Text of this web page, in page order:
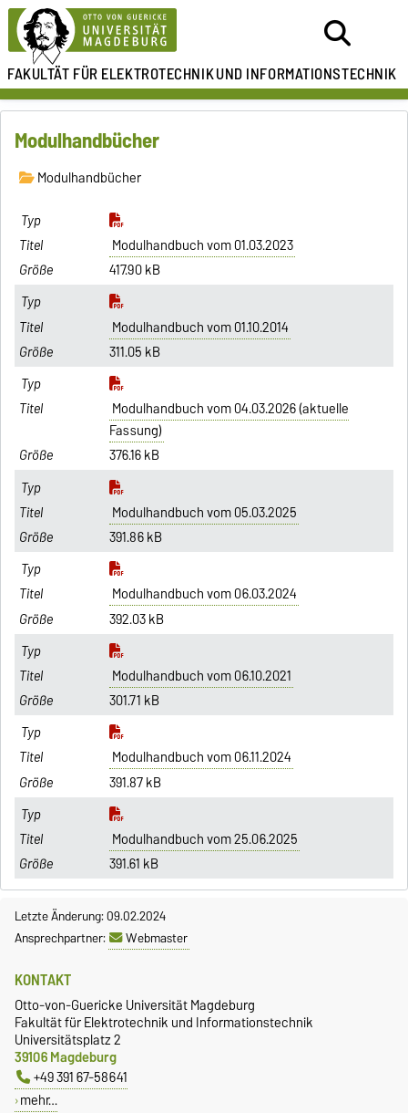
FAKULTÄT FÜR ELEKTROTECHNIKUND INFORMATIONSTECHNIK
Modulhandbücher
Modulhandbücher
Modulhandbuch vom 01.03.2023
417.90 kB
Modulhandbuch vom 01.10.2014
311.05 kB
Modulhandbuch vom 04.03.2026 (aktuelle
Fassung)
376.16 kB
Modulhandbuch vom 05.03.2025
391.86 kB
Modulhandbuch vom 06.03.2024
392.03 kB
Modulhandbuch vom 06.10.2021
301.71 kB
Modulhandbuch vom 06.11.2024
391.87 kB
Modulhandbuch vom 25.06.2025
391.61 kB
Letzte Änderung: 09.02.2024
Ansprechpartner:
Webmaster
KONTAKT
Otto-von-Guericke Universität Magdeburg
Fakultät für Elektrotechnik und Informationstechnik
Universitätsplatz 2
39106 Magdeburg
+49 391 67-58641
mehr…